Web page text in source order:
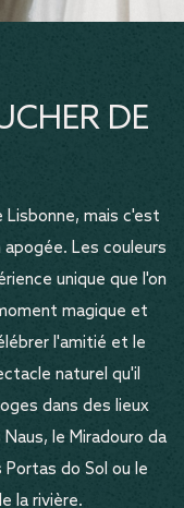
DE
Lisbonne, mais c'est
Les couleurs
unique que l'on
magique et
l'amitié et le
naturel qu'il
dans des lieux
le Miradouro da
Portas do Sol ou le
la rivière.